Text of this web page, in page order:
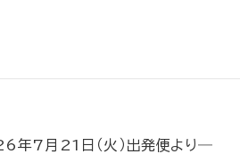
年7月21日（火）出発便より―